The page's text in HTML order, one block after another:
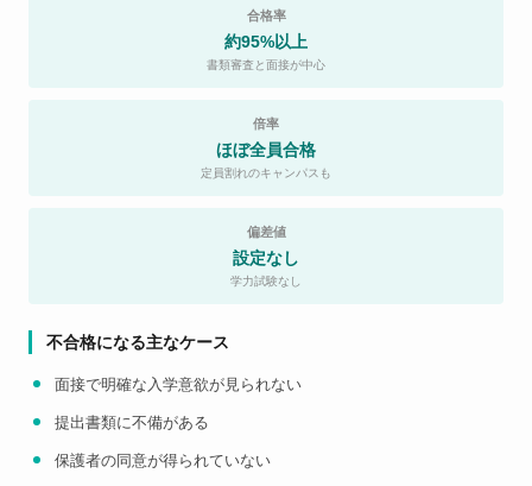
合格率
約95%以上
書類審査と面接が中心
倍率
ほぼ全員合格
定員割れのキャンパスも
偏差値
設定なし
学力試験なし
不合格になる主なケース
面接で明確な入学意欲が見られない
提出書類に不備がある
保護者の同意が得られていない